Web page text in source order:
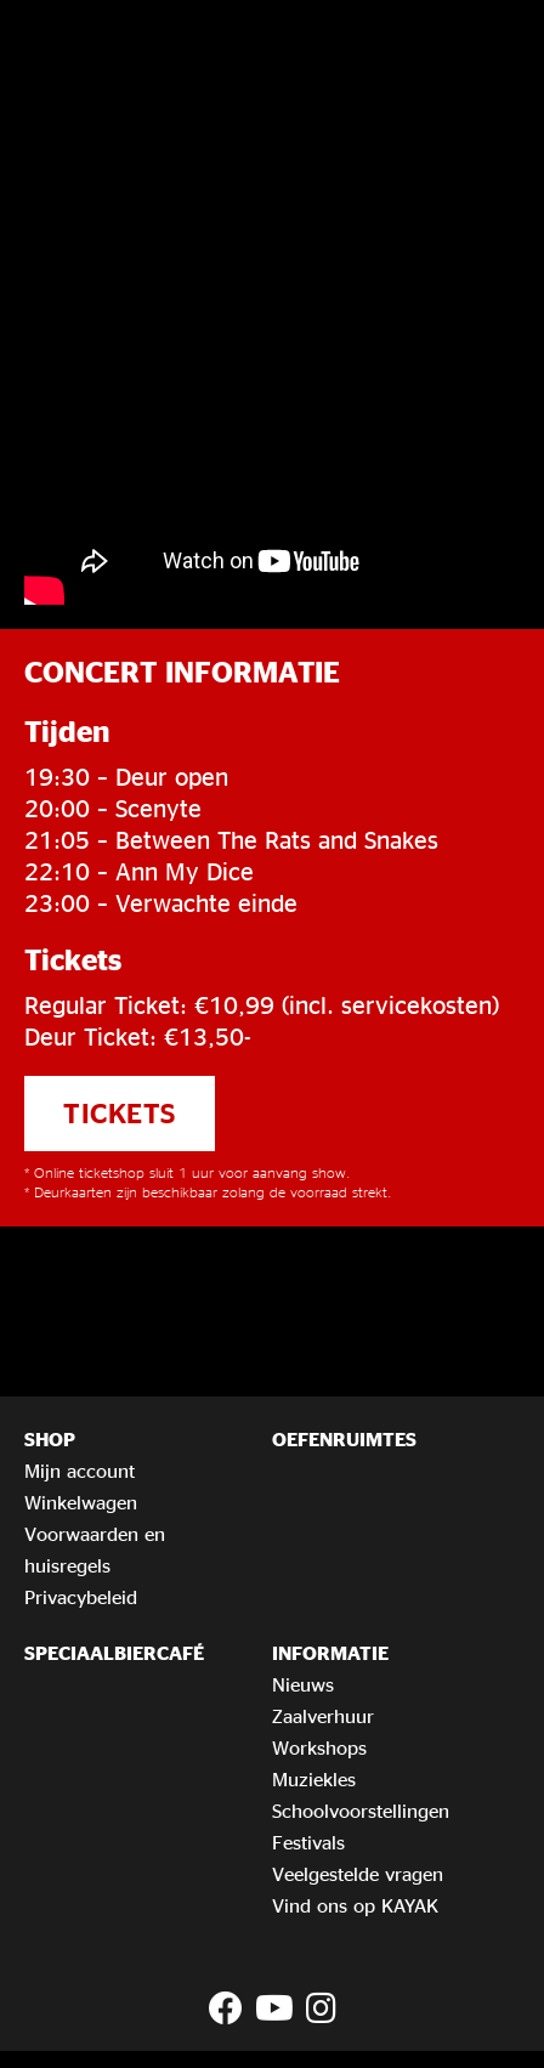
CONCERT INFORMATIE
Tijden
19:30 – Deur open
20:00 – Scenyte
21:05 – Between The Rats and Snakes
22:10 – Ann My Dice
23:00 – Verwachte einde
Tickets
Regular Ticket: €10,99 (incl. servicekosten)
Deur Ticket: €13,50-
TICKETS
* Online ticketshop sluit 1 uur voor aanvang show.
* Deurkaarten zijn beschikbaar zolang de voorraad strekt.
SHOP
Mijn account
Winkelwagen
Voorwaarden en
huisregels
Privacybeleid
OEFENRUIMTES
SPECIAALBIERCAFÉ
INFORMATIE
Nieuws
Zaalverhuur
Workshops
Muziekles
Schoolvoorstellingen
Festivals
Veelgestelde vragen
Vind ons op KAYAK